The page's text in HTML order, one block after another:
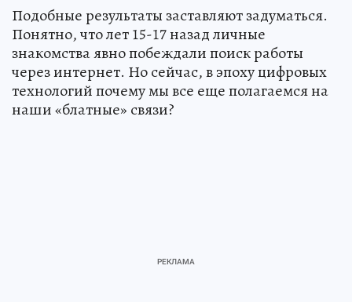
Подобные результаты заставляют задуматься.
Понятно, что лет 15-17 назад личные
знакомства явно побеждали поиск работы
через интернет. Но сейчас, в эпоху цифровых
технологий почему мы все еще полагаемся на
наши «блатные» связи?